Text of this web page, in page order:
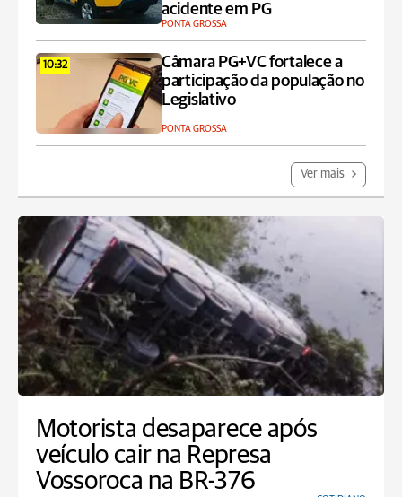
acidente em PG
PONTA GROSSA
10:32
Câmara PG+VC fortalece a
participação da população no
Legislativo
PONTA GROSSA
Ver mais
Motorista desaparece após
veículo cair na Represa
Vossoroca na BR-376